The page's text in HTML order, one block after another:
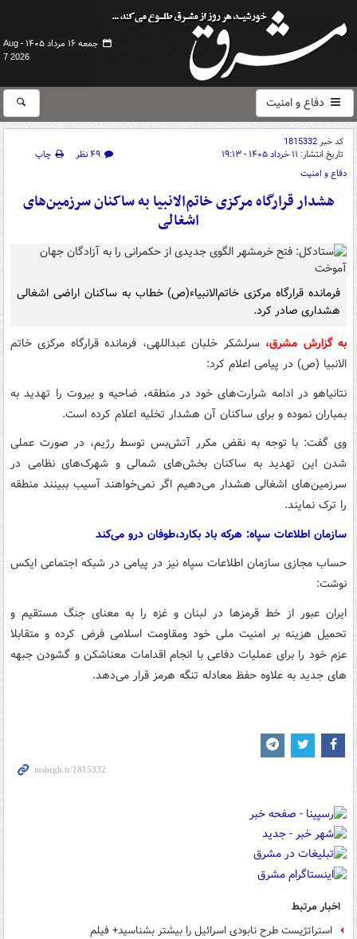
جمعه ۱۶ مرداد ۱۴۰۵ -
Aug
7 2026
دفاع و امنیت
کد خبر1815332
تاریخ انتشار: ۱۱ خرداد ۱۴۰۵ - ۱۹:۱۳ ۴۹ نظر
چاپ
دفاع و امنیت
هشدار قرارگاه مرکزی خاتم‌الانبیا به ساکنان سرزمین‌های
اشغالی
فرمانده قرارگاه مرکزی خاتم‌الانبیاء(ص) خطاب به ساکنان اراضی اشغالی
هشداری صادر کرد.
به گزارش مشرق، سرلشکر خلبان عبداللهی، فرمانده قرارگاه مرکزی خاتم
الانبیا (ص) در پیامی اعلام کرد:
نتانیاهو در ادامه شرارت‌های خود در منطقه، ضاحیه و بیروت را تهدید به
بمباران نموده و برای ساکنان آن هشدار تخلیه اعلام کرده است.
وی گفت: با توجه به نقض مکرر آتش‌بس توسط رژیم، در صورت عملی
شدن این تهدید به ساکنان بخش‌های شمالی و شهرک‌های نظامی در
سرزمین‌های اشغالی هشدار می‌دهیم اگر نمی‌خواهند آسیب ببینند منطقه
را ترک نمایند.
سازمان اطلاعات سپاه: هرکه باد بکارد،طوفان درو می‌کند
حساب مجازی سازمان اطلاعات سپاه نیز در پیامی در شبکه اجتماعی ایکس
نوشت:
ایران عبور از خط قرمزها در لبنان و غزه را به معنای جنگ مستقیم و
تحمیل هزینه بر امنیت ملی خود ومقاومت اسلامی فرض کرده و متقابلا
عزم خود را برای عملیات دفاعی با انجام اقدامات معناشکن و گشودن جبهه
های جدید به علاوه حفظ معادله تنگه هرمز قرار می‌دهد.
اخبار مرتبط
استراتژیست طرح نابودی اسرائیل را بیشتر بشناسید+ فیلم